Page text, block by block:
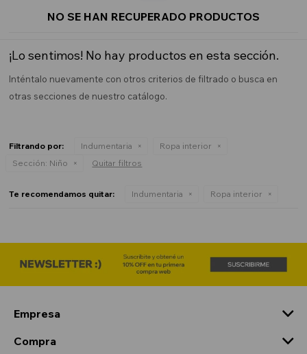
NO SE HAN RECUPERADO PRODUCTOS
¡Lo sentimos! No hay productos en esta sección.
Inténtalo nuevamente con otros criterios de filtrado o busca en
otras secciones de nuestro catálogo.
Filtrando por: Indumentaria
Ropa interior
Sección: Niño Quitar filtros
Te recomendamos quitar: Indumentaria Ropa interior
Empresa
Compra